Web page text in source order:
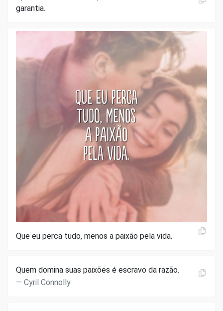
garantia.
Que eu perca tudo, menos a paixão pela vida.
Quem domina suas paixões é escravo da razão.
Cyril Connolly